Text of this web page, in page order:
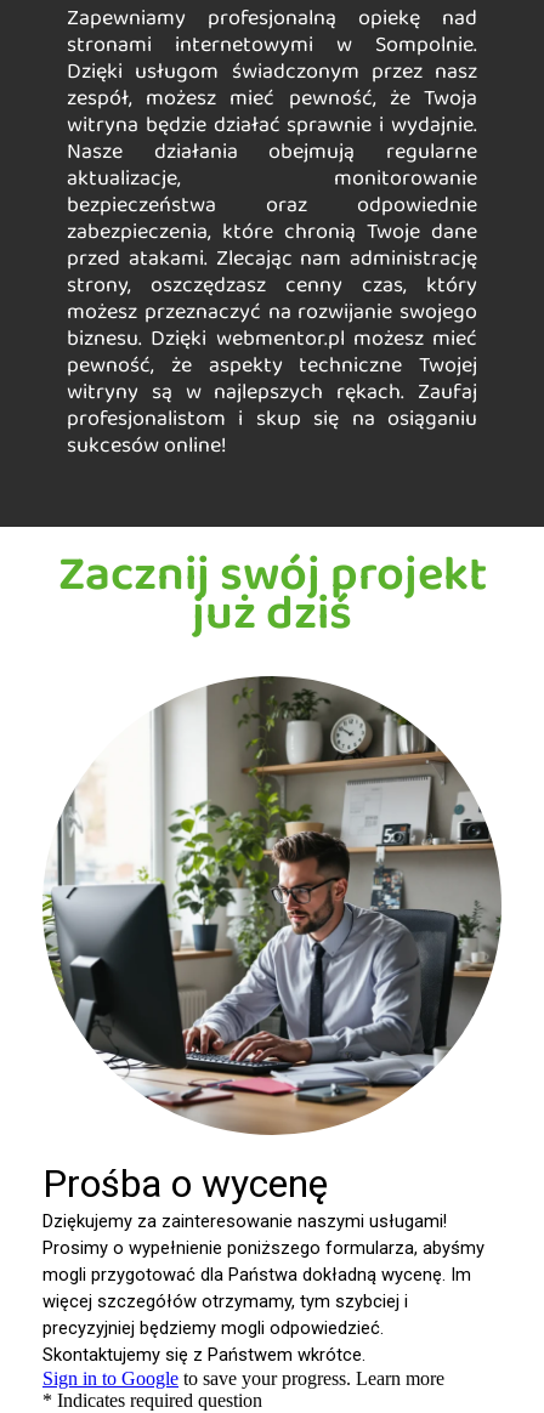
Zapewniamy profesjonalną opiekę nad
stronami internetowymi w Sompolnie.
Dzięki usługom świadczonym przez nasz
zespół, możesz mieć pewność, że Twoja
witryna będzie działać sprawnie i wydajnie.
Nasze działania obejmują regularne
aktualizacje, monitorowanie
bezpieczeństwa oraz odpowiednie
zabezpieczenia, które chronią Twoje dane
przed atakami. Zlecając nam administrację
strony, oszczędzasz cenny czas, który
możesz przeznaczyć na rozwijanie swojego
biznesu. Dzięki webmentor.pl możesz mieć
pewność, że aspekty techniczne Twojej
witryny są w najlepszych rękach. Zaufaj
profesjonalistom i skup się na osiąganiu
sukcesów online!
Zacznij swój projekt
już dziś